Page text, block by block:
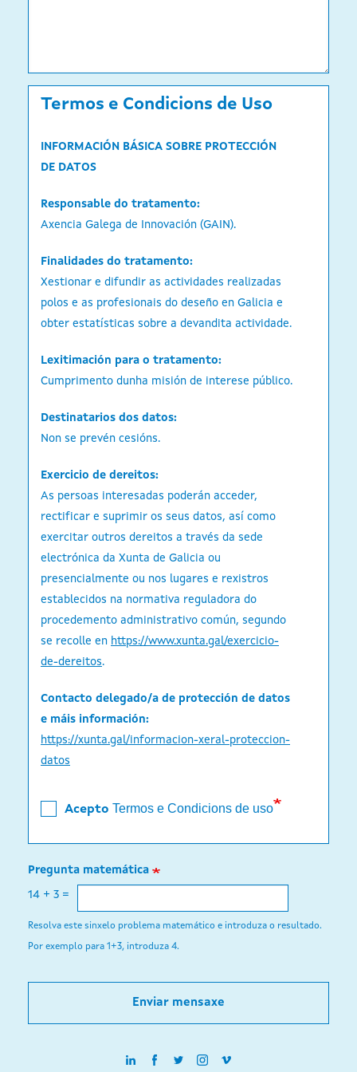
Termos e Condicions de Uso
INFORMACIÓN BÁSICA SOBRE PROTECCIÓN
DE DATOS
Responsable do tratamento:
Axencia Galega de Innovación (GAIN).
Finalidades do tratamento:
Xestionar e difundir as actividades realizadas
polos e as profesionais do deseño en Galicia e
obter estatísticas sobre a devandita actividade.
Lexitimación para o tratamento:
Cumprimento dunha misión de interese público.
Destinatarios dos datos:
Non se prevén cesións.
Exercicio de dereitos:
As persoas interesadas poderán acceder,
rectificar e suprimir os seus datos, así como
exercitar outros dereitos a través da sede
electrónica da Xunta de Galicia ou
presencialmente ou nos lugares e rexistros
establecidos na normativa reguladora do
procedemento administrativo común, segundo
se recolle en https://www.xunta.gal/exercicio-
de-dereitos.
Contacto delegado/a de protección de datos
e máis información:
https://xunta.gal/informacion-xeral-proteccion-
datos
Acepto Termos e Condicions de uso
Pregunta matemática
14 + 3 =
Resolva este sinxelo problema matemático e introduza o resultado.
Por exemplo para 1+3, introduza 4.
Enviar mensaxe